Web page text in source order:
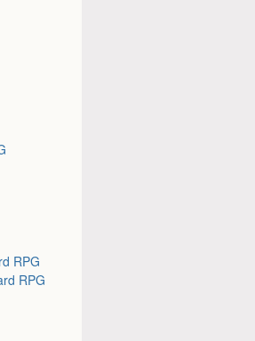
RPG
RPG